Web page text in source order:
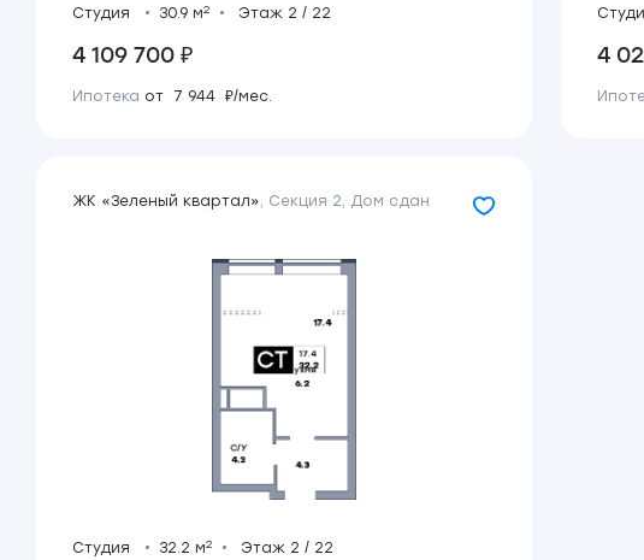
Студия 30.9 м2 Этаж 2 / 22
4 109 700 ₽
Ипотека от 7 944 ₽/мес.
4
ЖК «Зеленый квартал», Секция 2, Дом сдан
Студия 32.2 м2 Этаж 2 / 22